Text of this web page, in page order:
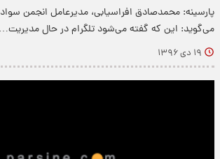
پارسینه: محمدصادق افراسیابی، مدیرعامل انجمن سواد
می‌گوید: این که گفته می‌شود تلگرام در حال مدیریت…
۱۹ دی ۱۳۹۶